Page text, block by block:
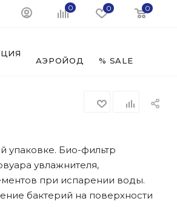
0 0 0
АЭРОЙОД % SALE
упаковке. Био-фильтр
увлажнителя,
при испарении воды.
бактерий на поверхности